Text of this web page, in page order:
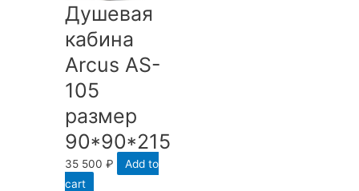
Душевая
кабина
Arcus AS-
105
размер
90*90*215
35 500₽
Add to
cart